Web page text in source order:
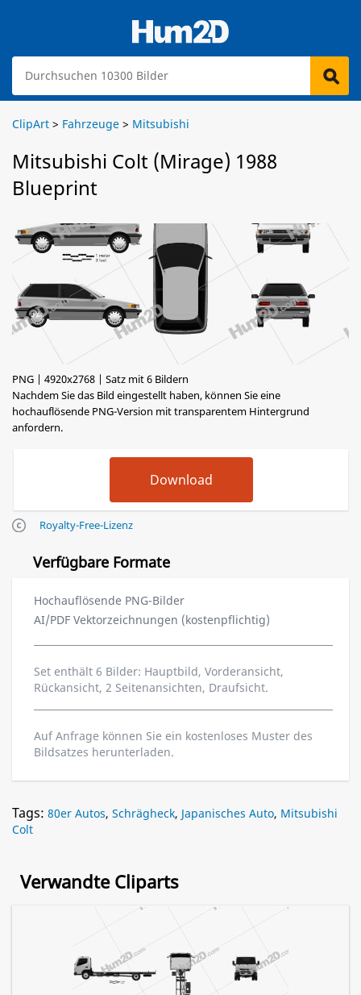
ClipArt > Fahrzeuge > Mitsubishi
Mitsubishi Colt (Mirage) 1988
Blueprint
PNG | 4920x2768 | Satz mit 6 Bildern
Nachdem Sie das Bild eingestellt haben, können Sie eine
hochauflösende PNG-Version mit transparentem Hintergrund
anfordern.
Royalty-Free-Lizenz
Verfügbare Formate
Hochauflösende PNG-Bilder
AI/PDF Vektorzeichnungen (kostenpflichtig)
Set enthält 6 Bilder: Hauptbild, Vorderansicht,
Rückansicht, 2 Seitenansichten, Draufsicht.
Auf Anfrage können Sie ein kostenloses Muster des
Bildsatzes herunterladen.
Tags: 80er Autos, Schrägheck, Japanisches Auto, Mitsubishi
Colt
Verwandte Cliparts